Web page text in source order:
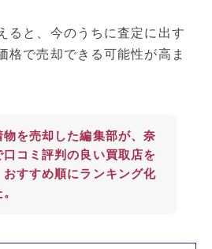
ると、今のうちに査定に出す
格で売却できる可能性が高ま
を売却した編集部が、奈
口コミ評判の良い買取店を
おすすめ順にランキング化